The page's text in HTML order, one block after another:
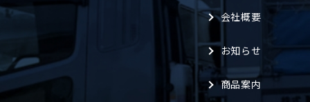
会社概要
お知らせ
商品案内